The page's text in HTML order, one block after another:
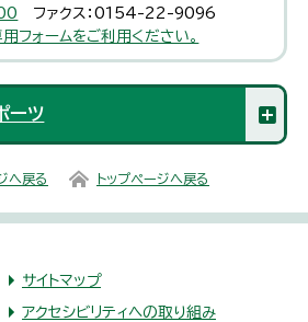
ファクス：0154-22-9096
フォームをご利用ください。
ーツ
へ戻る トップページへ戻る
サイトマップ
アクセシビリティへの取り組み